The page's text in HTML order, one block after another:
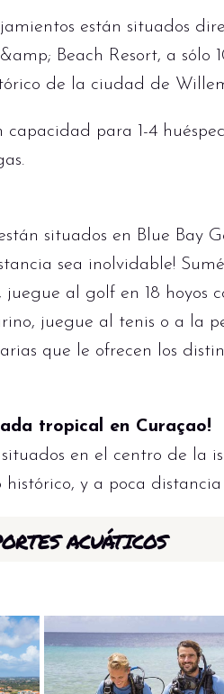
están situados
Beach Resort, a sólo
de la ciudad de
capacidad para 1-4
situados en Blue Bay
sea inolvidable!
al golf en 18 hoyos
juegue al tenis o a la
que le ofrecen los
tropical en Curaçao!
en el centro de la
y a poca
ACUÁTICOS
de 5 estrellas se